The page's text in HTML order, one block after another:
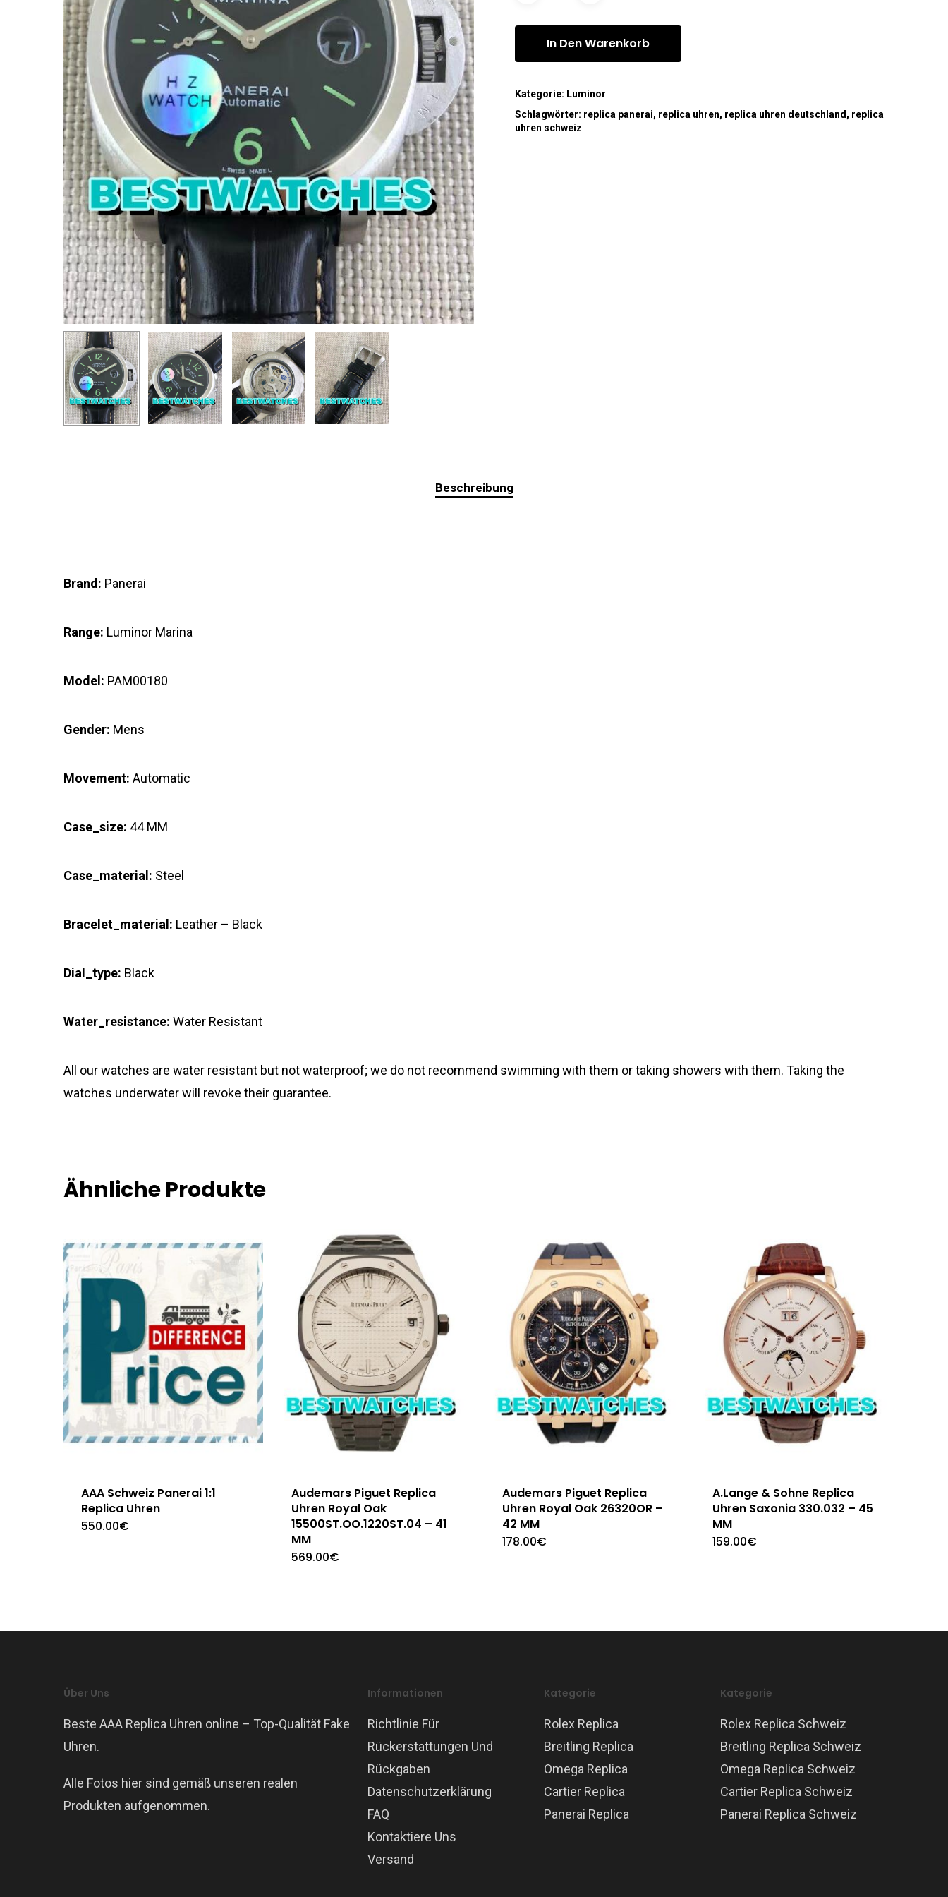
In Den Warenkorb
Kategorie: Luminor
Schlagwörter: replica panerai, replica uhren, replica uhren deutschland , replica
uhren schweiz
Beschreibung
Brand: Panerai
Range: Luminor Marina
Model: PAM00180
Gender: Mens
Movement: Automatic
Case_size: 44 MM
Case_material: Steel
Bracelet_material: Leather – Black
Dial_type: Black
Water_resistance: Water Resistant
All our watches are water resistant but not waterproof; we do not recommend swimming with them or taking showers with them. Taking the
watches underwater will revoke their guarantee.
Ähnliche Produkte
AAA Schweiz Panerai 1:1
Replica Uhren
550.00€
Audemars Piguet Replica
Uhren Royal Oak
15500ST.OO.1220ST.04 – 41
MM
569.00€
Audemars Piguet Replica
Uhren Royal Oak 26320OR –
42 MM
178.00€
A.Lange & Sohne Replica
Uhren Saxonia 330.032 – 45
MM
159.00€
Über Uns
Beste AAA Replica Uhren online – Top-Qualität Fake
Uhren.
Alle Fotos hier sind gemäß unseren realen
Produkten aufgenommen.
Informationen
Richtlinie Für
Rückerstattungen Und
Rückgaben
Datenschutzerklärung
FAQ
Kontaktiere Uns
Versand
Kategorie
Rolex Replica
Breitling Replica
Omega Replica
Cartier Replica
Panerai Replica
Kategorie
Rolex Replica Schweiz
Breitling Replica Schweiz
Omega Replica Schweiz
Cartier Replica Schweiz
Panerai Replica Schweiz